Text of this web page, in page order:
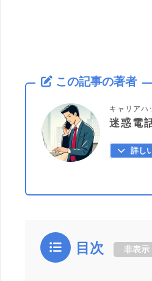
この記事の著者
キャリアハ
迷惑電
詳し
目次 非表示